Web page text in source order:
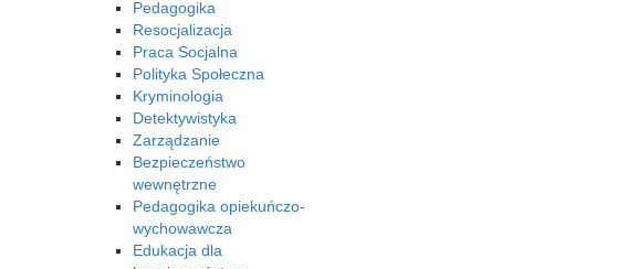
Pedagogika
Resocjalizacja
Praca Socjalna
Polityka Społeczna
Kryminologia
Detektywistyka
Zarządzanie
Bezpieczeństwo
wewnętrzne
Pedagogika opiekuńczo-
wychowawcza
Edukacja dla